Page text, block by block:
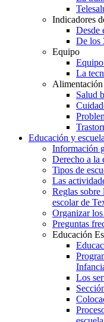
Indicadores
Desde
De los
Equipo
La
Salud
Educación y
Información
Derecho a la
Tipos de
Las
Reglas sobre
escolar de
Organizar
Preguntas
Educación
Los